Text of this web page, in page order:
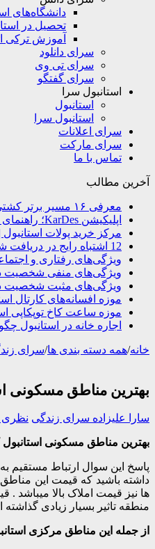
دانشگاه‌های
تحصیل در
آموزش ترکی
سرای دانلود
سرای تی وی
سرای گفتگو
استانبول سرا
استانبول
استانبول سرا
سرای اعلانات
سرای مارکت
تماس با ما
آخرین مطالب
معرفی ۱۶ مسیر برتر کشتی استانبول | راهنمای کامل کشتی‌سواری در بسفر
اپلیکیشن KarDes؛ راهنمای رایگان کشف تاریخ و فرهنگ پنهان ترکیه
مرکز خرید پولات
12 اشتباه رایج در دریافت شهروندی ترکیه از طریق خرید ملک
ویژگی‌های رفتاری و
ویژگی‌های منفی شخصیت
ویژگی‌های مثبت شخصیت
موزه افسانه‌های کارتال
موزه ساعت کاخ توپکاپی
اجاره خانه در استانبول
خانه/همه دسته بندی ها/سرای
بهترین مناطق مسکونی
سارا علیزاده سرای زندگی نظری
بهترین مناطق مسکونی
پاسخ این سوال ارتباط مستقیم
داشته باشید که قیمت این
ها نیز قیمت املاک بالا
منطقه تاثیر بسیار زیادی
از جمله این مناطق مرکزی